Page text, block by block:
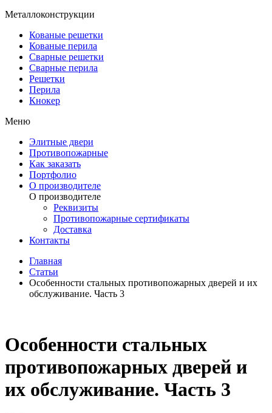
Металлоконструкции
Кованые решетки
Кованые перила
Сварные решетки
Сварные перила
Решетки
Перила
Кнокер
Меню
Элитные двери
Противопожарные
Как заказать
Портфолио
О производителе
О производителе
Реквизиты
Противопожарные сертификаты
Доставка
Контакты
Главная
Статьи
Особенности стальных противопожарных дверей и их
обслуживание. Часть 3
Особенности стальных
противопожарных дверей и
их обслуживание. Часть 3